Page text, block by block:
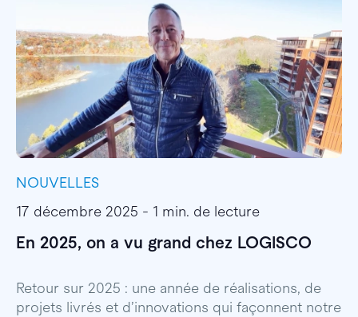
NOUVELLES
17 décembre 2025 - 1 min. de lecture
En 2025, on a vu grand chez LOGISCO
Retour sur 2025 : une année de réalisations, de
projets livrés et d’innovations qui façonnent notre